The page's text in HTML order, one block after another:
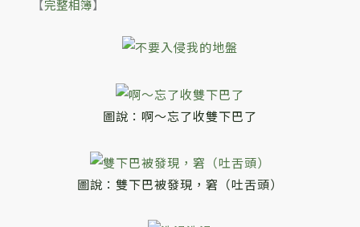
【完整相簿】
圖說：啊～忘了收雙下巴了
圖說：雙下巴被發現，窘（吐舌頭）